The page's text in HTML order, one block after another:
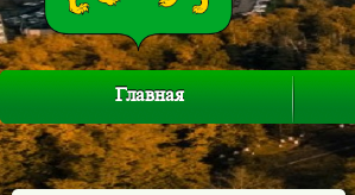
Главная